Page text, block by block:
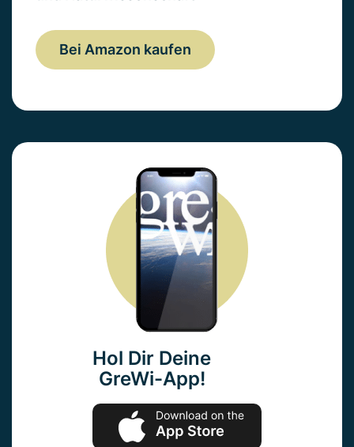
Bei Amazon kaufen
Hol Dir Deine
GreWi-App!